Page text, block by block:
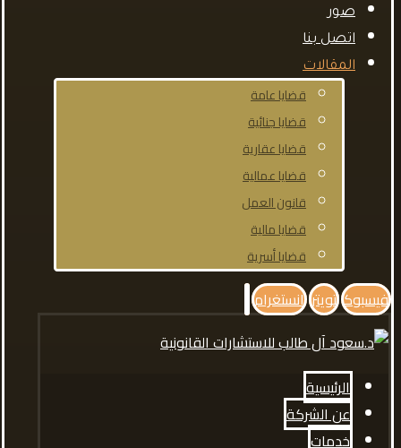
صور
اتصل بنا
المقالات
قضايا عامة
قضايا جنائية
قضايا عقارية
قضايا عمالية
قانون العمل
قضايا مالية
قضايا أسرية
فيسبوك تويتر انستغرام
الرئيسية
عن الشركة
خدمات